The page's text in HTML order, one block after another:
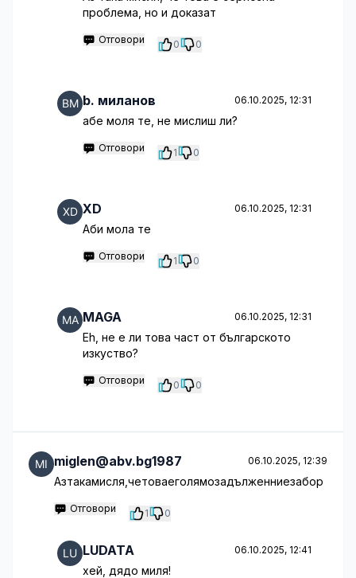
проблема, но и доказат
Отговори 0 0
b. миланов 06.10.2025, 12:31
абе моля те, не мислиш ли?
Отговори 1 0
XD 06.10.2025, 12:31
Аби мола те
Отговори 1 0
MAGA 06.10.2025, 12:31
Eh, не е ли това част от българското
изкуство?
Отговори 0 0
miglen@abv.bg1987 06.10.2025, 12:39
Азтакамисля,четоваеголямозадълженниезабор
Отговори 1 0
LUDATA 06.10.2025, 12:41
хей, дядо миля!